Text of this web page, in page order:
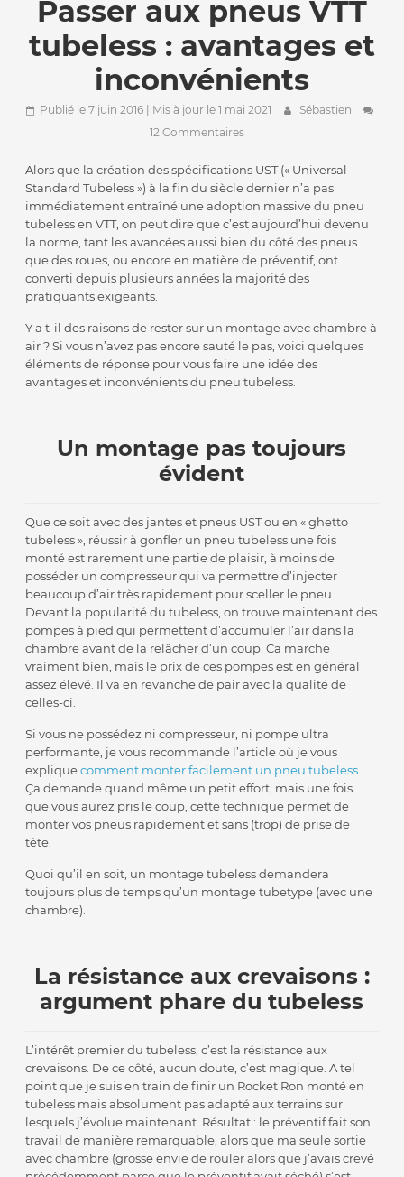
Passer aux pneus VTT
tubeless : avantages et
inconvénients
Publié le 7 juin 2016| Mis à jour le 1 mai 2021
Sébastien
12 Commentaires
Alors que la création des spécifications UST (« Universal
Standard Tubeless ») à la fin du siècle dernier n’a pas
immédiatement entraîné une adoption massive du pneu
tubeless en VTT, on peut dire que c’est aujourd’hui devenu
la norme, tant les avancées aussi bien du côté des pneus
que des roues, ou encore en matière de préventif, ont
converti depuis plusieurs années la majorité des
pratiquants exigeants.
Y a t-il des raisons de rester sur un montage avec chambre à
air ? Si vous n’avez pas encore sauté le pas, voici quelques
éléments de réponse pour vous faire une idée des
avantages et inconvénients du pneu tubeless.
Un montage pas toujours
évident
Que ce soit avec des jantes et pneus UST ou en « ghetto
tubeless », réussir à gonfler un pneu tubeless une fois
monté est rarement une partie de plaisir, à moins de
posséder un compresseur qui va permettre d’injecter
beaucoup d’air très rapidement pour sceller le pneu.
Devant la popularité du tubeless, on trouve maintenant des
pompes à pied qui permettent d’accumuler l’air dans la
chambre avant de la relâcher d’un coup. Ca marche
vraiment bien, mais le prix de ces pompes est en général
assez élevé. Il va en revanche de pair avec la qualité de
celles-ci.
Si vous ne possédez ni compresseur, ni pompe ultra
performante, je vous recommande l’article où je vous
expliquecomment monter facilement un pneu tubeless.
Ça demande quand même un petit effort, mais une fois
que vous aurez pris le coup, cette technique permet de
monter vos pneus rapidement et sans (trop) de prise de
tête.
Quoi qu’il en soit, un montage tubeless demandera
toujours plus de temps qu’un montage tubetype (avec une
chambre).
La résistance aux crevaisons :
argument phare du tubeless
L’intérêt premier du tubeless, c’est la résistance aux
crevaisons. De ce côté, aucun doute, c’est magique. A tel
point que je suis en train de finir un Rocket Ron monté en
tubeless mais absolument pas adapté aux terrains sur
lesquels j’évolue maintenant. Résultat : le préventif fait son
travail de manière remarquable, alors que ma seule sortie
avec chambre (grosse envie de rouler alors que j’avais crevé